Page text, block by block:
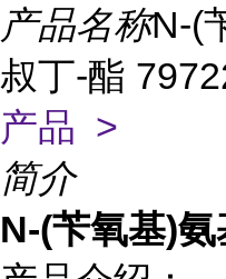
产品名称N-(
叔丁-酯
产品 >
简介
N-(苄氧基)